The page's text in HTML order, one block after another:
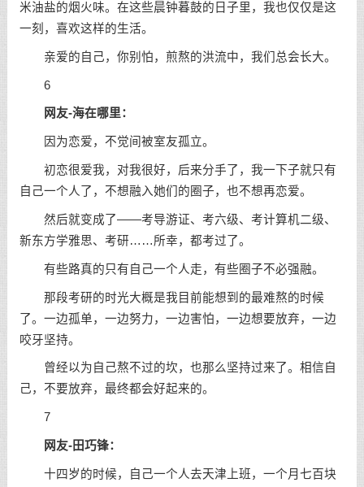
米油盐的烟火味。在这些晨钟暮鼓的日子里，我也仅仅是这
一刻，喜欢这样的生活。
亲爱的自己，你别怕，煎熬的洪流中，我们总会长大。
6
网友-海在哪里：
因为恋爱，不觉间被室友孤立。
初恋很爱我，对我很好，后来分手了，我一下子就只有
自己一个人了，不想融入她们的圈子，也不想再恋爱。
然后就变成了——考导游证、考六级、考计算机二级、
新东方学雅思、考研……所幸，都考过了。
有些路真的只有自己一个人走，有些圈子不必强融。
那段考研的时光大概是我目前能想到的最难熬的时候
了。一边孤单，一边努力，一边害怕，一边想要放弃，一边
咬牙坚持。
曾经以为自己熬不过的坎，也那么坚持过来了。相信自
己，不要放弃，最终都会好起来的。
7
网友-田巧锋：
十四岁的时候，自己一个人去天津上班，一个月七百块